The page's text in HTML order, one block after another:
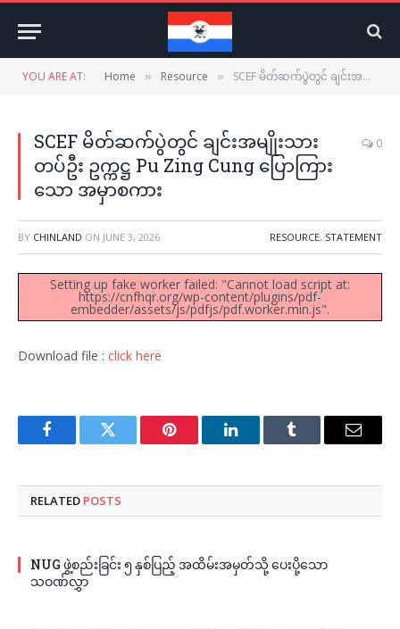
YOU ARE AT: Home » Resource » SCEF မိတ်ဆက်ပွဲတွင် ချင်းအမျိုးသားတပ်ဦး ဥက္ကဋ္ဌ Pu Zing Cung ပြောကြားသော အမှာစကား
SCEF မိတ်ဆက်ပွဲတွင် ချင်းအမျိုးသား
တပ်ဦး ဥက္ကဋ္ဌ Pu Zing Cung ပြောကြား
သော အမှာစကား
0
BY CHINLAND ON JUNE 3, 2026 RESOURCE, STATEMENT
Setting up fake worker failed: "Cannot load script at:
https://cnfhqr.org/wp-content/plugins/pdf-
embedder/assets/js/pdfjs/pdf.worker.min.js".
Download file : click here
FacebookTwitter Pinterest LinkedInTumblr Email
RELATED POSTS
NUG ဖွဲ့စည်းခြင်း ၅ နှစ်ပြည့် အထိမ်းအမှတ်သို့ ပေးပို့သော
သဝဏ်လွှာ